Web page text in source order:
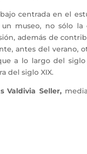
centrada en el
museo, no sólo
además de
antes del verano,
a lo largo del
del siglo XIX.
Valdivia Seller,